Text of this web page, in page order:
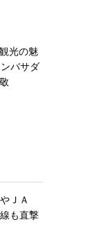
光の魅
バサダ
ＪＡ
も直撃